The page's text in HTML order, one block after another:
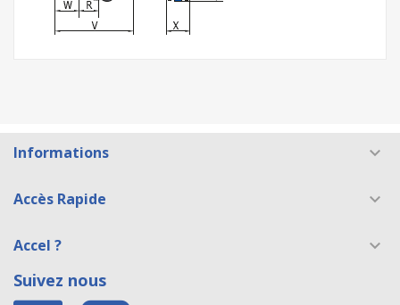
Informations 
Accès Rapide 
Accel ?

Suivez nous